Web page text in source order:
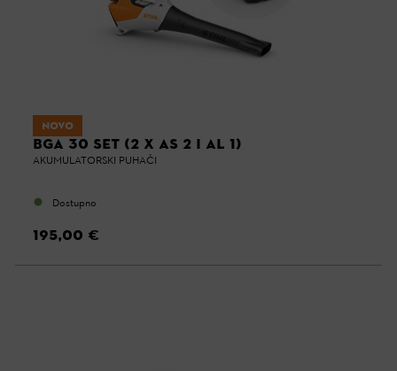
NOVO
BGA 30 SET (2 X AS 2 I AL 1)
AKUMULATORSKI PUHAČI
Dostupno
195,00 €